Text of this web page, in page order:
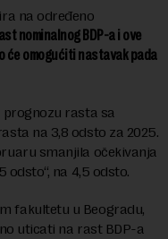
na određeno
nominalnog BDP-a i ove
omogućiti nastavak pada
prognozu rasta sa
na 3,8 odsto za 2025.
smanjila očekivanja
na 4,5 odsto.
fakultetu u Beogradu,
uticati na rast BDP-a